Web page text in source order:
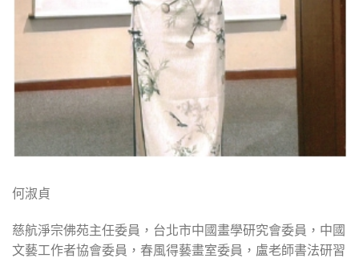
何淑貞
慈航淨宗佛苑主任委員，台北市中國畫學研究會委員，中國
文藝工作者協會委員，春風得藝畫室委員，盧老師書法研習